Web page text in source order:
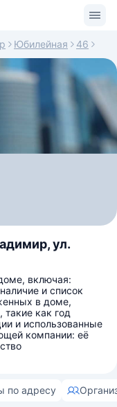
Юбилейная 46
ул.
включая:
и список
в доме,
такие как год
и использованные
компании: её
по адресу